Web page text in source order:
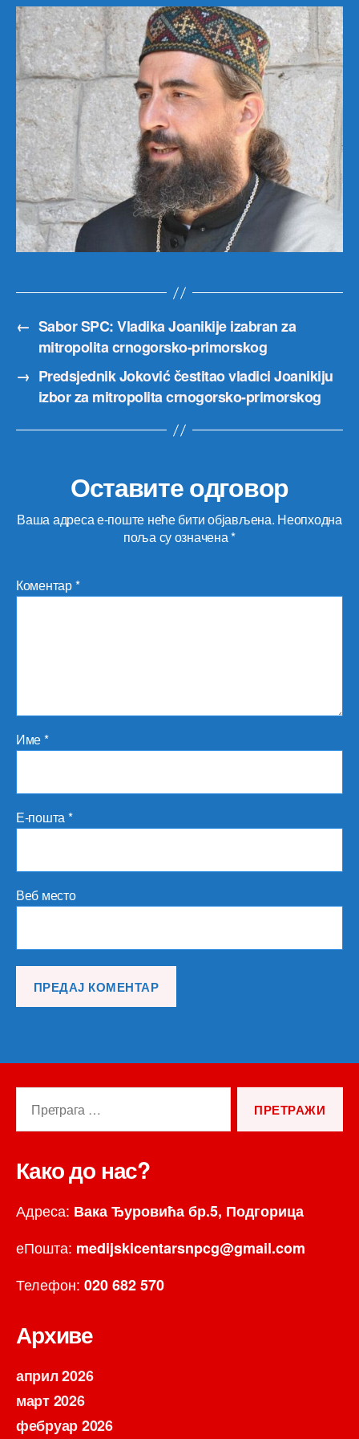
← Sabor SPC: Vladika Joanikije izabran za
mitropolita crnogorsko-primorskog
→ Predsjednik Joković čestitao vladici Joanikiju
izbor za mitropolita crnogorsko-primorskog
Оставите одговор
Ваша адреса е-поште неће бити објављена. Неопходна
поља су означена*
Коментар*
Име*
Е-пошта*
Веб место
Како до нас?
Адреса: Вака Ђуровића бр.5, Подгорица
еПошта: medijskicentarsnpcg@gmail.com
Телефон: 020 682 570
Архиве
април 2026
март 2026
фебруар 2026